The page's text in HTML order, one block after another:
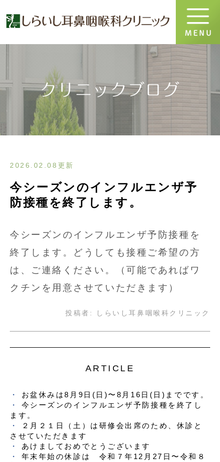
クリニックブログ
2026.02.08更新
今シーズンのインフルエンザ予
防接種を終了します。
今シーズンのインフルエンザ予防接種を
終了します。どうしても接種ご希望の方
は、ご連絡ください。（可能であればワ
クチンを用意させていただきます）
投稿者: しらいし耳鼻咽喉科クリニック
ARTICLE
お盆休みは8月9日(日)〜8月16日(日)までです。
今シーズンのインフルエンザ予防接種を終了し
ます。
２月２１日（土）は研修会出席のため、休診と
させていただきます
あけましておめでとうございます
年末年始の休診は 令和７年12月27日〜令和８